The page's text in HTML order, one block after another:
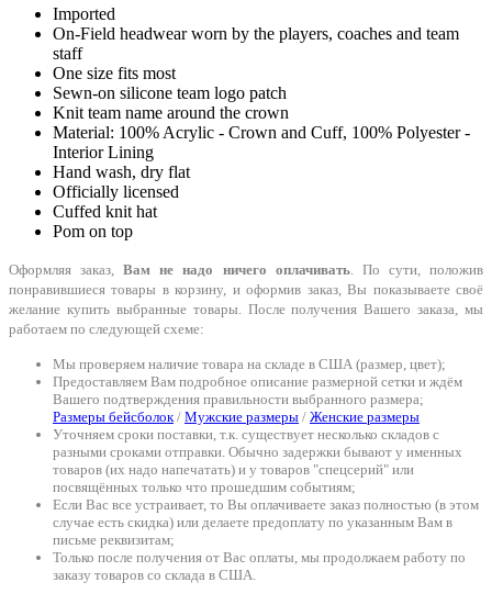
Imported
On-Field headwear worn by the players, coaches and team
staff
One size fits most
Sewn-on silicone team logo patch
Knit team name around the crown
Material: 100% Acrylic - Crown and Cuff, 100% Polyester -
Interior Lining
Hand wash, dry flat
Officially licensed
Cuffed knit hat
Pom on top
Оформляя заказ,Вам не надо ничего оплачивать. По сути, положив
понравившиеся товары в корзину, и оформив заказ, Вы показываете своё
желание купить выбранные товары. После получения Вашего заказа, мы
работаем по следующей схеме:
Мы проверяем наличие товара на складе в США (размер, цвет);
Предоставляем Вам подробное описание размерной сетки и ждём
Вашего подтверждения правильности выбранного размера;
Размеры бейсболок/ Мужские размеры / Женские размеры
Уточняем сроки поставки, т.к. существует несколько складов с
разными сроками отправки. Обычно задержки бывают у именных
товаров (их надо напечатать) и у товаров "спецсерий" или
посвящённых только что прошедшим событиям;
Если Вас все устраивает, то Вы оплачиваете заказ полностью (в этом
случае есть скидка) или делаете предоплату по указанным Вам в
письме реквизитам;
Только после получения от Вас оплаты, мы продолжаем работу по
заказу товаров со склада в США.